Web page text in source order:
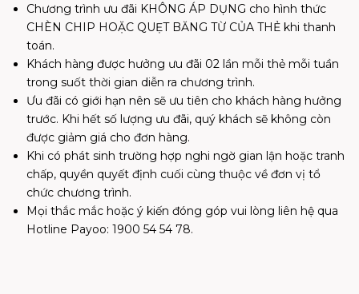
Chương trình ưu đãi KHÔNG ÁP DỤNG cho hình thức
CHÈN CHIP HOẶC QUẸT BĂNG TỪ CỦA THẺ khi thanh
toán.
Khách hàng được hưởng ưu đãi 02 lần mỗi thẻ mỗi tuần
trong suốt thời gian diễn ra chương trình.
Ưu đãi có giới hạn nên sẽ ưu tiên cho khách hàng hưởng
trước. Khi hết số lượng ưu đãi, quý khách sẽ không còn
được giảm giá cho đơn hàng.
Khi có phát sinh trường hợp nghi ngờ gian lận hoặc tranh
chấp, quyền quyết định cuối cùng thuộc về đơn vị tổ
chức chương trình.
Mọi thắc mắc hoặc ý kiến đóng góp vui lòng liên hệ qua
Hotline Payoo: 1900 54 54 78.